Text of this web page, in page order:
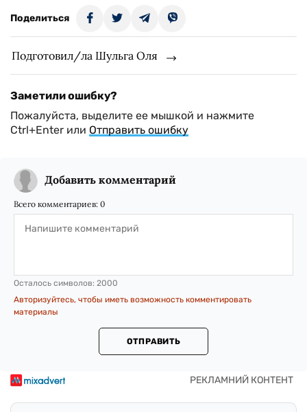
Поделиться
Подготовил/ла Шульга Оля
Заметили ошибку?
Пожалуйста, выделите ее мышкой и нажмите
Ctrl+Enter или Отправить ошибку
Добавить комментарий
Всего комментариев: 0
Осталось символов: 2000
Авторизуйтесь, чтобы иметь возможность комментировать
материалы
ОТПРАВИТЬ